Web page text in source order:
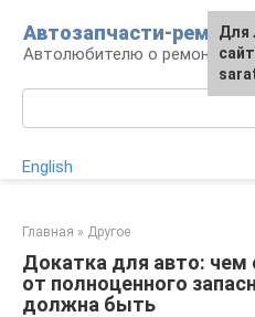
контенту
Автозапчасти-ремонт
Автолюбителю о ремонте
English
Главная » Другое
Докатка для авто: чем
от полноценного
должна быть
Для